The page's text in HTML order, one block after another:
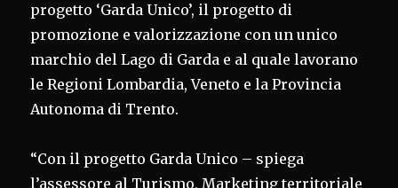
progetto ‘Garda Unico’, il progetto di
promozione e valorizzazione con un unico
marchio del Lago di Garda e al quale lavorano
le Regioni Lombardia, Veneto e la Provincia
Autonoma di Trento.
“Con il progetto Garda Unico – spiega
l’assessore al Turismo, Marketing territoriale